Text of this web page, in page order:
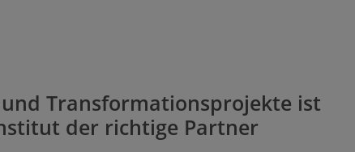
und Transfor­mationsprojekte ist
der richtige Partner